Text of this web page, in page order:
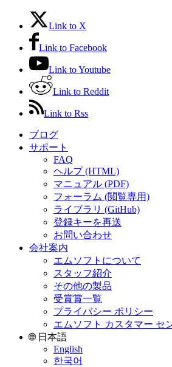
Link to X
Link to Facebook
Link to Youtube
Link to Reddit
Link to Rss
ブログ
サポート
FAQ
ヘルプ (HTML)
マニュアル (PDF)
フォーラム (閲覧専用)
ライブラリ (GitHub)
登録キーを再送
お問い合わせ
会社案内
エムソフトについて
スタッフ紹介
その他の製品
受賞賞一覧
プライバシー ポリシー
エムソフト カスタマー セ
🌐 日本語
English
한국어